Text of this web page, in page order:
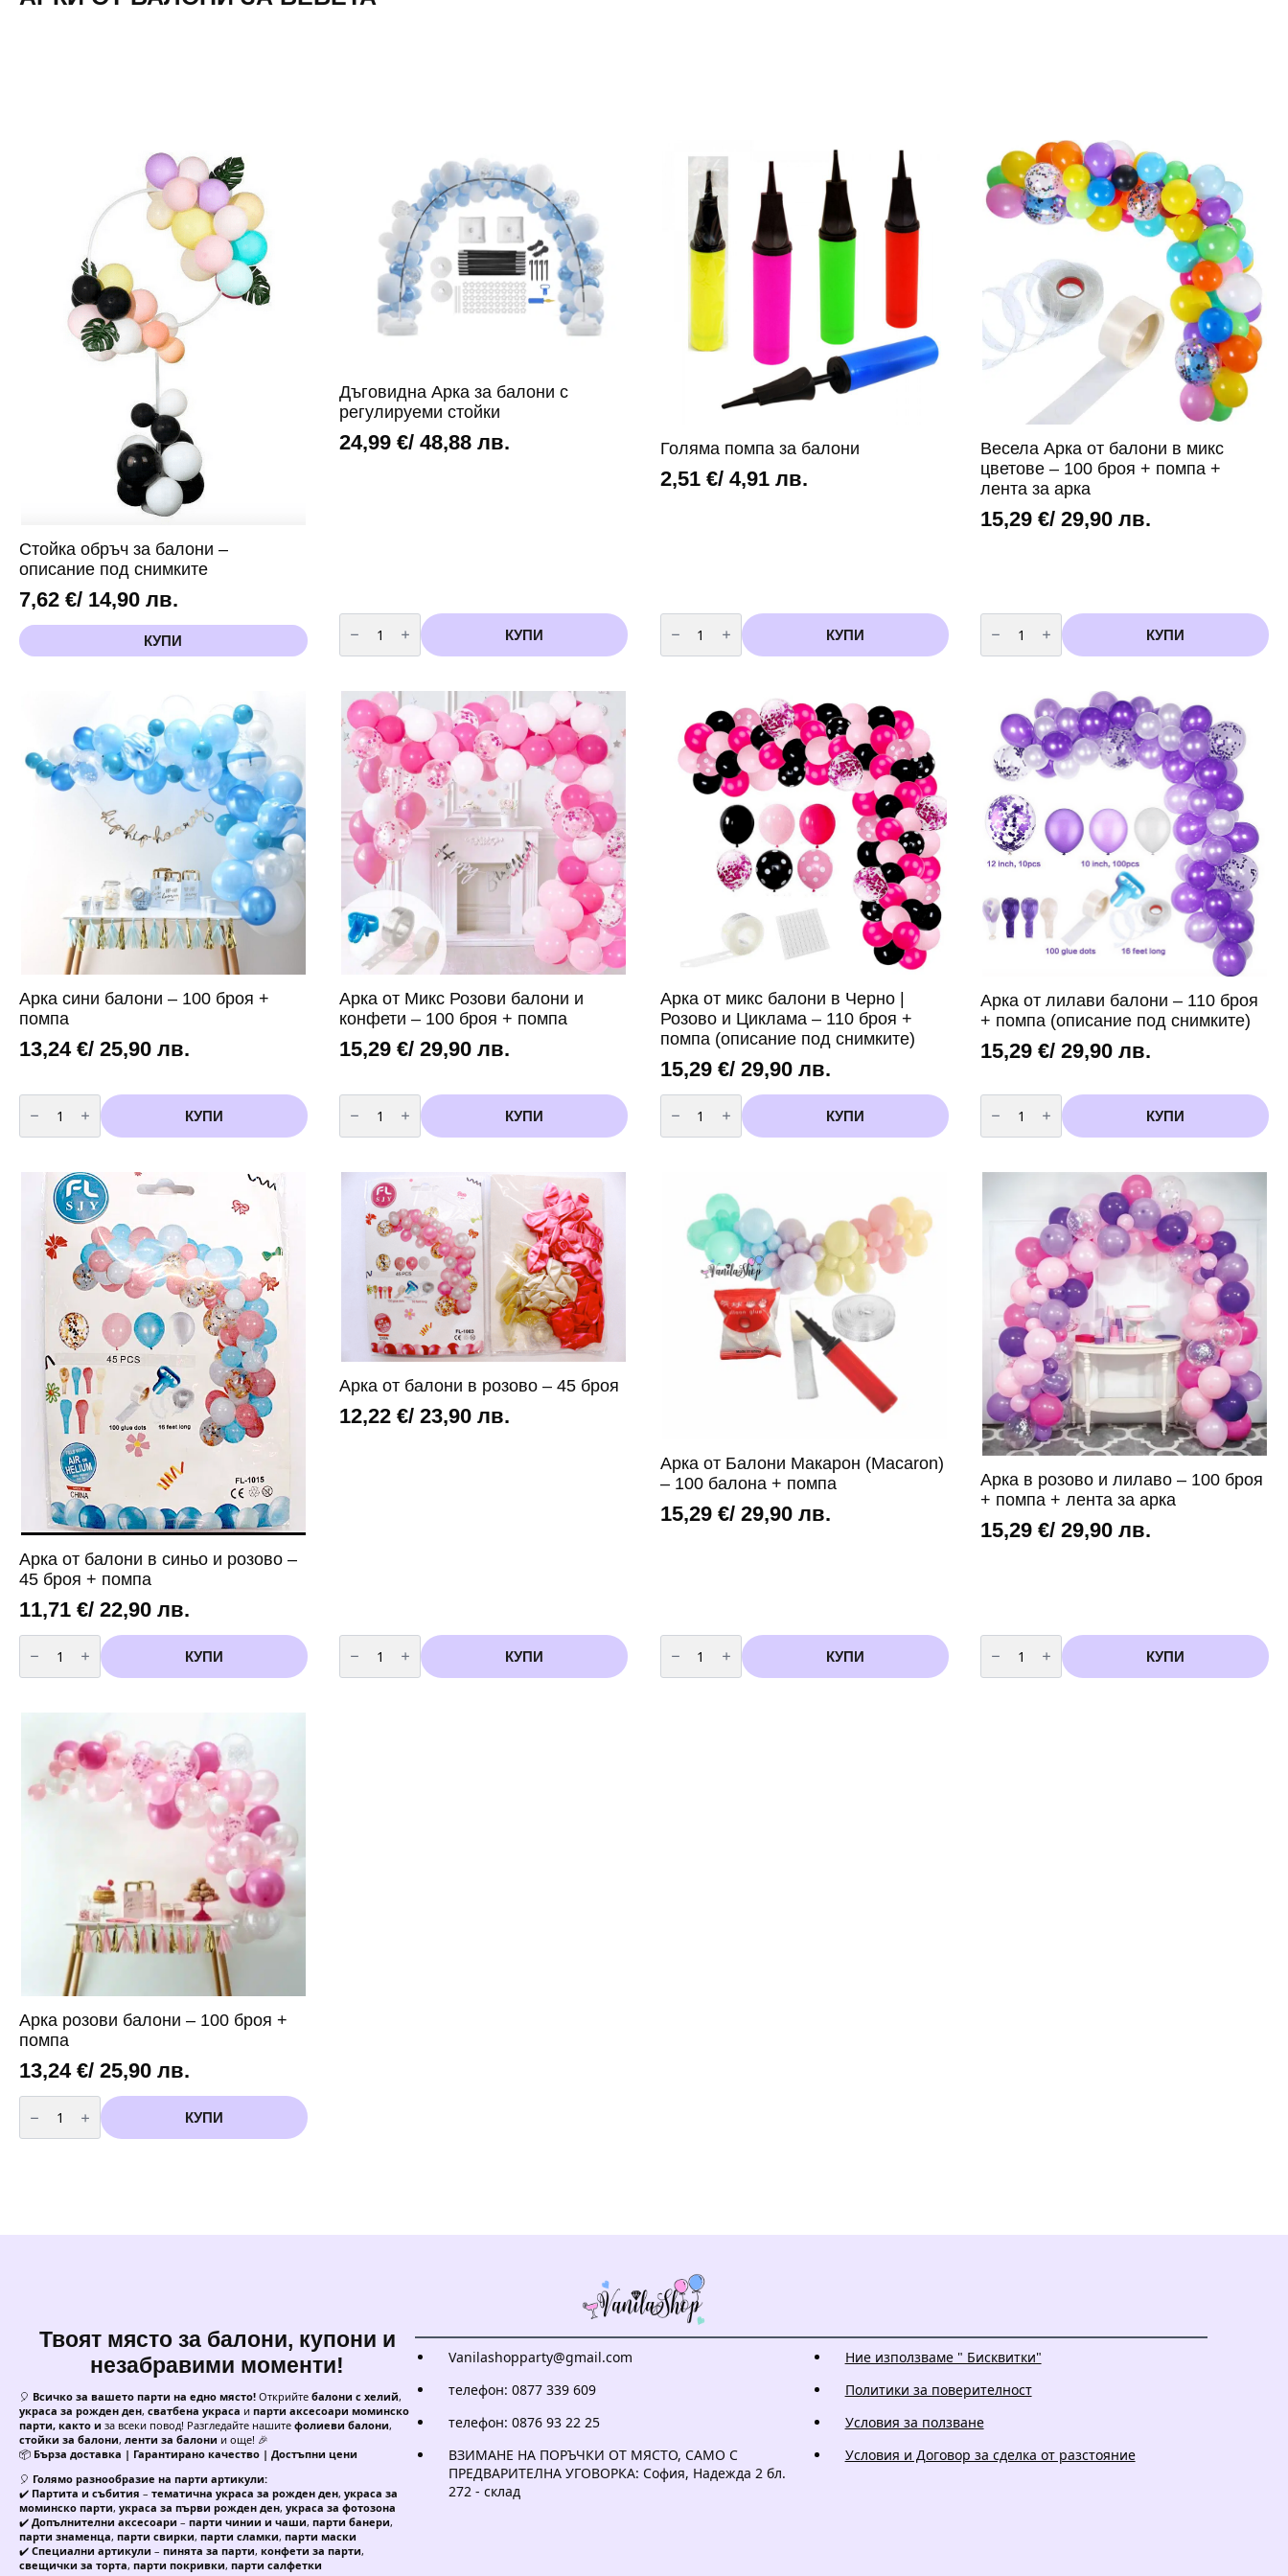
Стойка обръч за балони –
описание под снимките
7,62 €/ 14,90 лв.
КУПИ
Дъговидна Арка за балони c
регулируеми стойки
24,99€/ 48,88 лв.
количество
за
Дъговидна
Арка
регулируеми
стойки
КУПИ
Голяма помпа за балони
2,51 €/ 4,91 лв.
количество
за
Голяма
помпа
КУПИ
Весела Арка от балони в микс
цветове – 100 броя + помпа +
лента за арка
15,29€/ 29,90 лв.
количество
за
Весела
Арка
микс
цветове
100
броя
помпа
+
лента
за
арка
КУПИ
Арка сини балони – 100 броя +
помпа
13,24 €/ 25,90 лв.
количество
за
сини
помпа
КУПИ
Арка от Микс Розови балони и
конфети – 100 броя + помпа
15,29€/ 29,90 лв.
количество
за
от
балони
конфети
помпа
КУПИ
Арка от микс балони в Черно |
Розово и Циклама – 110 броя +
помпа (описание под снимките)
15,29 €/ 29,90 лв.
количество
за
от
Розово
Циклама
(описание
снимките)
КУПИ
Арка от лилави балони – 110 броя
+ помпа (описание под снимките)
15,29€/ 29,90 лв.
количество
за
от
помпа
(описание
снимките)
КУПИ
Арка от балони в синьо и розово –
45 броя + помпа
11,71 €/ 22,90 лв.
количество
за
от
розово
броя
КУПИ
Арка от балони в розово – 45 броя
12,22€/ 23,90 лв.
количество
за
от
КУПИ
Арка от Балони Макарон (Macaron)
– 100 балона + помпа
15,29 €/ 29,90 лв.
количество
за
от
КУПИ
Арка в розово и лилаво – 100 броя
+ помпа + лента за арка
15,29€/ 29,90 лв.
количество
за
в
КУПИ
Арка розови балони – 100 броя +
помпа
13,24 €/ 25,90 лв.
количество
за
розови
КУПИ
Твоят място за балони, купони и
незабравими моменти!
🎈 Всичко за вашето парти на едно място! Открийте балони с хелий,
украса за рожден ден, сватбена украса и парти аксесоари моминско
парти, както и за всеки повод! Разгледайте нашите фолиеви балони,
стойки за балони, ленти за балони и още! 🎉
📦 Бърза доставка | Гарантирано качество | Достъпни цени
🎈 Голямо разнообразие на парти артикули:
✔️ Партита и събития – тематична украса за рожден ден, украса за
моминско парти, украса за първи рожден ден, украса за фотозона
✔️ Допълнителни аксесоари – парти чинии и чаши, парти банери,
парти знаменца, парти свирки, парти сламки, парти маски
✔️ Специални артикули – пинята за парти, конфети за парти,
свещички за торта, парти покривки, парти салфетки
Vanilashopparty@gmail.com
телефон: 0877 339 609
телефон: 0876 93 22 25
ВЗИМАНЕ НА ПОРЪЧКИ ОТ МЯСТО, САМО С
ПРЕДВАРИТЕЛНА УГОВОРКА: София, Надежда 2 бл.
272 - склад
Ние използваме " Бисквитки"
Политики за поверителност
Условия за ползване
Условия и Договор за сделка от разстояние